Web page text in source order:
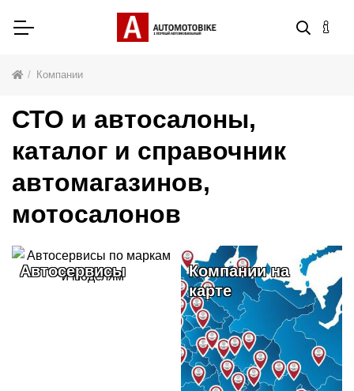
Компании
СТО и автосалоны,
каталог и справочник
автомагазинов,
мотосалонов
Автосервисы
Компании на
карте